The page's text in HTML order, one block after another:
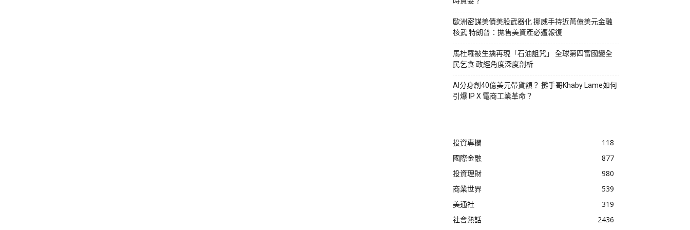
歐洲密謀美債美股武器化 挪威手持近萬億美元金融
核武 特朗普：拋售美資產必遭報復
馬杜羅被生擒再現「石油詛咒」 全球第四富國變全
民乞食 政經角度深度剖析
AI分身創40億美元帶貨額？ 攤手哥Khaby Lame如何
引爆 IP X 電商工業革命？
投資專欄
118
國際金融
877
投資理財
980
商業世界
539
美通社
319
社會熱話
2436